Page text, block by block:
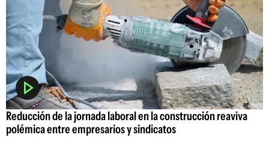
Reducción de la jornada laboral en la construcción reaviva
polémica entre empresarios y sindicatos